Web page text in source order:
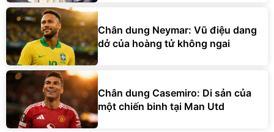
Chân dung Neymar: Vũ điệu dang
dở của hoàng tử không ngai
Chân dung Casemiro: Di sản của
một chiến binh tại Man Utd